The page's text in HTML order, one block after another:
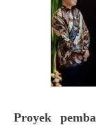
Proyek